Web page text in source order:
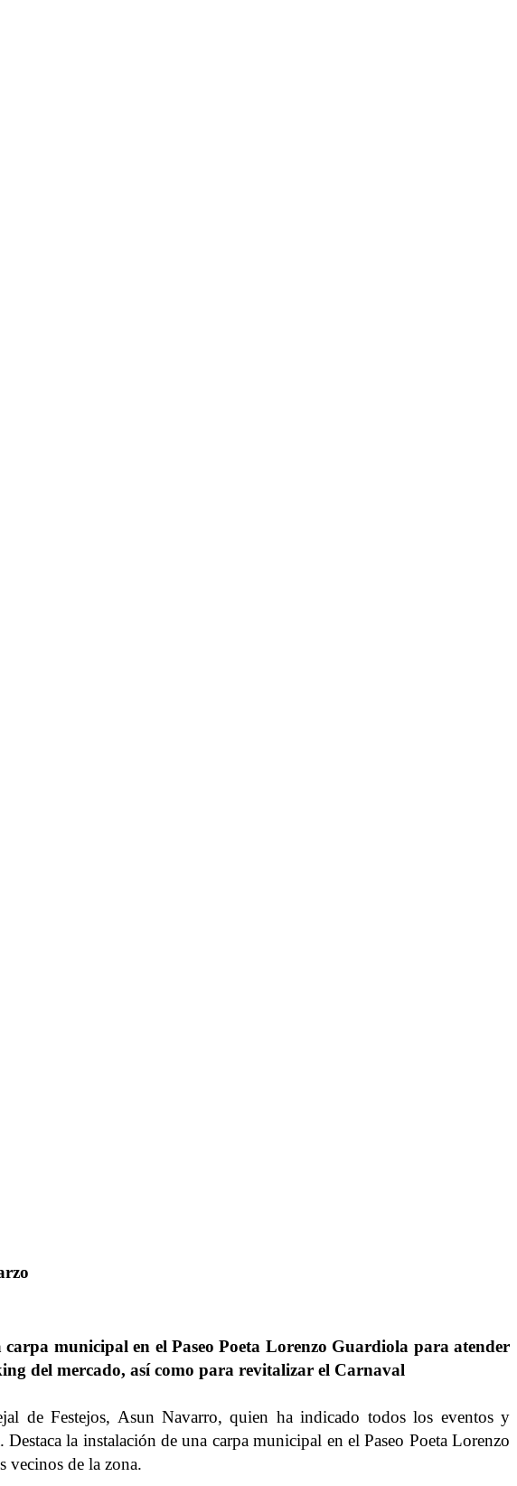
municipal en el Paseo Poeta Lorenzo Guardiola para atender
del mercado, así como para revitalizar el Carnaval
de Festejos, Asun Navarro, quien ha indicado todos los eventos y
la instalación de una carpa municipal en el Paseo Poeta Lorenzo
vecinos de la zona.